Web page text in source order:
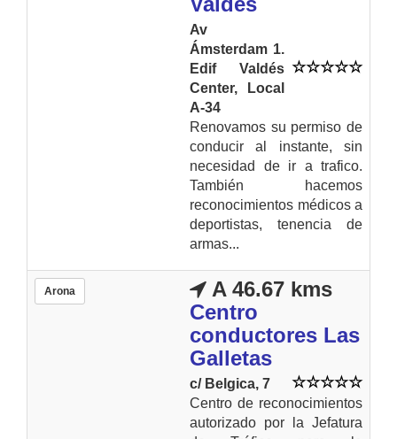
Av
Ámsterdam 1.
Edif Valdés
Center, Local
A-34
Renovamos su permiso de
conducir al instante, sin
necesidad de ir a trafico.
También hacemos
reconocimientos médicos a
deportistas, tenencia de
armas...
Arona
A 46.67 kms
Centro
conductores Las
Galletas
c/ Belgica, 7
Centro de reconocimientos
autorizado por la Jefatura